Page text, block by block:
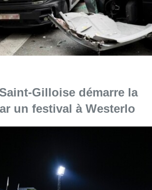
Consulter l'article "L’Union Saint-Gilloise